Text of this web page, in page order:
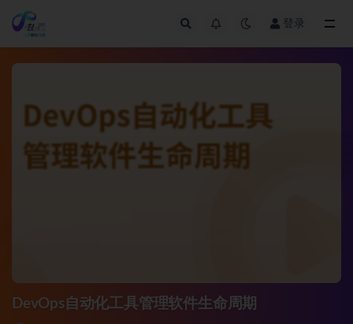
登录
DevOps自动化工具管理软件生命周期